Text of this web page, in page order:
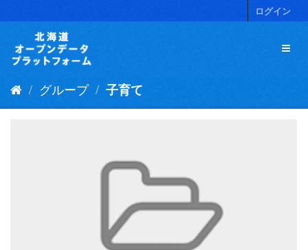
キ
ログイン
グループ 子育て